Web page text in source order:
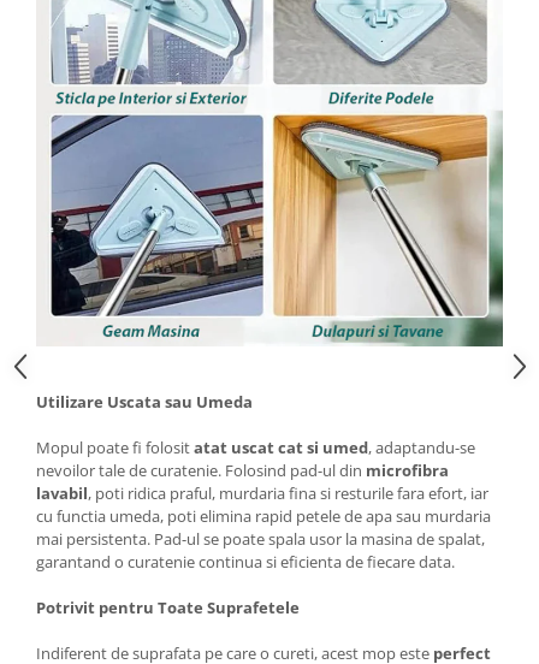
Utilizare Uscata sau Umeda
Mopul poate fi folositatat uscat cat si umed, adaptandu-se
nevoilor tale de curatenie. Folosind pad-ul din microfibra
lavabil, poti ridica praful, murdaria fina si resturile fara efort, iar
cu functia umeda, poti elimina rapid petele de apa sau murdaria
mai persistenta. Pad-ul se poate spala usor la masina de spalat,
garantand o curatenie continua si eficienta de fiecare data.
Potrivit pentru Toate Suprafetele
Indiferent de suprafata pe care o cureti, acest mop este perfect